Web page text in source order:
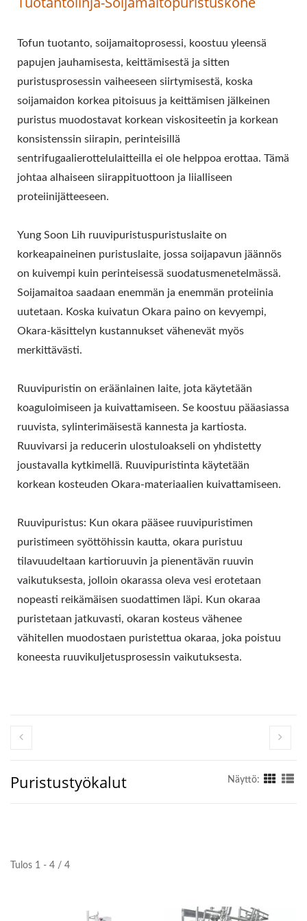
TOFUN
TUOTANTOPROSESSI,
AUTOMAATTINEN
TOFUN KONE,
AUTOMAATTINEN
TOFUN
VALMISTUSKONE,
KAUPALLINEN TOFUN
KONE, HELPPO TOFUN
VALMISTAJA, PAISTETTU
TOFUN KONE,
TEOLLINEN TOFUN
SOIJALIHA KONE,
SOIJAMAITOKONE JA
TOFUNVALMISTUSKONE,
TOFUN LAITTEET,
TOFUTEHDAS,
TOFUKONE, MYYTÄVÄ
TOFUKONE,
TOFUKONEEN
VALMISTAJA,
TOFUKONEEN
TOFUVALMISTAJA,
Tofun tuotanto, soijamaitoprosessi, koostuu yleensä
papujen jauhamisesta, keittämisestä ja sitten
puristusprosessin vaiheeseen siirtymisestä, koska
soijamaidon korkea pitoisuus ja keittämisen jälkeinen
puristus muodostavat korkean viskositeetin ja korkean
konsistenssin siirapin, perinteisillä
sentrifugaalierottelulaitteilla ei ole helppoa erottaa. Tämä
johtaa alhaiseen siirappituottoon ja liialliseen
proteiinijätteeseen.
Yung Soon Lih ruuvipuristuspuristuslaite on
korkeapaineinen puristuslaite, jossa soijapavun jäännös
on kuivempi kuin perinteisessä suodatusmenetelmässä.
Soijamaitoa saadaan enemmän ja enemmän proteiinia
uutetaan. Koska kuivatun Okara paino on kevyempi,
Okara-käsittelyn kustannukset vähenevät myös
merkittävästi.
Ruuvipuristin on eräänlainen laite, jota käytetään
koaguloimiseen ja kuivattamiseen. Se koostuu pääasiassa
ruuvista, sylinterimäisestä kannesta ja kartiosta.
Ruuvivarsi ja reducerin ulostuloakseli on yhdistetty
joustavalla kytkimellä. Ruuvipuristinta käytetään
korkean kosteuden Okara-materiaalien kuivattamiseen.
Ruuvipuristus: Kun okara pääsee ruuvipuristimen
puristimeen syöttöhissin kautta, okara puristuu
tilavuudeltaan kartioruuvin ja pienentävän ruuvin
vaikutuksesta, jolloin okarassa oleva vesi erotetaan
nopeasti reikämäisen suodattimen läpi. Kun okaraa
puristetaan jatkuvasti, okaran kosteus vähenee
vähitellen muodostaen puristettua okaraa, joka poistuu
koneesta ruuvikuljetusprosessin vaikutuksesta.
Puristustyökalut Näyttö:
Tulos 1 - 4 / 4